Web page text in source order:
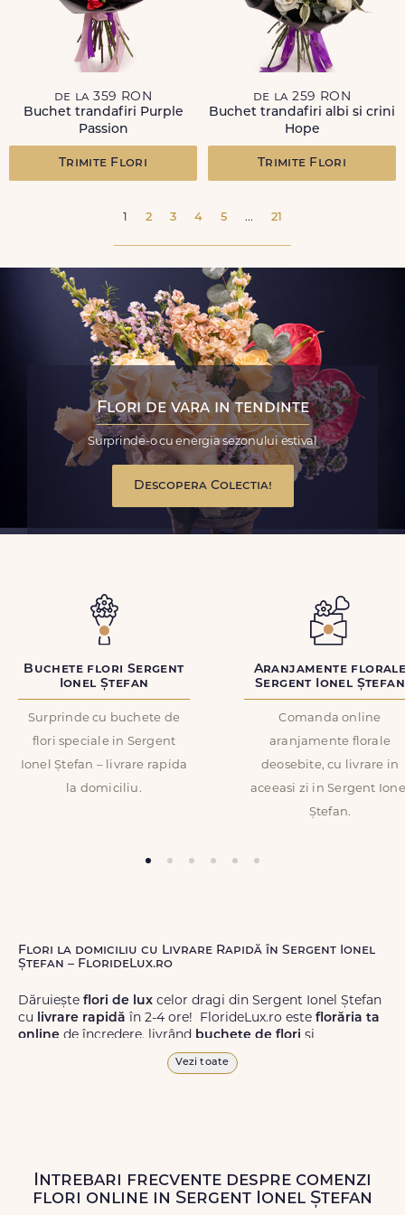
de la 359 RON
Buchet trandafiri Purple
Passion
Trimite Flori
de la 259 RON
Buchet trandafiri albi si crini
Hope
Trimite Flori
1 2 3 4 5 ... 21
Flori de vara in tendinte
Surprinde-o cu energia sezonului estival
Descopera Colectia!
Buchete flori Sergent
Ionel Ștefan
Surprinde cu buchete de
flori speciale in Sergent
Ionel Ștefan – livrare rapida
la domiciliu.
Aranjamente
Sergent Ionel Ștefan
Comanda online
aranjamente florale
deosebite, cu livrare in
aceeasi zi in Sergent
Ștefan.
Flori la domiciliu cu Livrare Rapidă în Sergent Ionel
Ștefan – FlorideLux.ro
Dăruiește flori de lux celor dragi din Sergent Ionel Ștefan
cu livrare rapidă în 2-4 ore! FlorideLux.ro este florăria ta
online de încredere, livrând buchete de flori și
de calitate superioară în Sergent
Ionel Ștefan și în toată România.
Livrăm buchete de flori chiar și în weekend, pentru ca tu
Vezi toate
Intrebari frecvente despre comenzi
flori online in Sergent Ionel Ștefan